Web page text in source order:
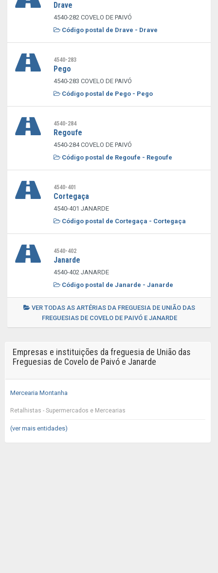
Drave
4540-282 COVELO DE PAIVÓ
Código postal de Drave - Drave
4540-283
Pego
4540-283 COVELO DE PAIVÓ
Código postal de Pego - Pego
4540-284
Regoufe
4540-284 COVELO DE PAIVÓ
Código postal de Regoufe - Regoufe
4540-401
Cortegaça
4540-401 JANARDE
Código postal de Cortegaça - Cortegaça
4540-402
Janarde
4540-402 JANARDE
Código postal de Janarde - Janarde
VER TODAS AS ARTÉRIAS DA FREGUESIA DE UNIÃO DAS
FREGUESIAS DE COVELO DE PAIVÓ E JANARDE
Empresas e instituições da freguesia de União das
Freguesias de Covelo de Paivó e Janarde
Mercearia Montanha
Retalhistas - Supermercados e Mercearias
(ver mais entidades)